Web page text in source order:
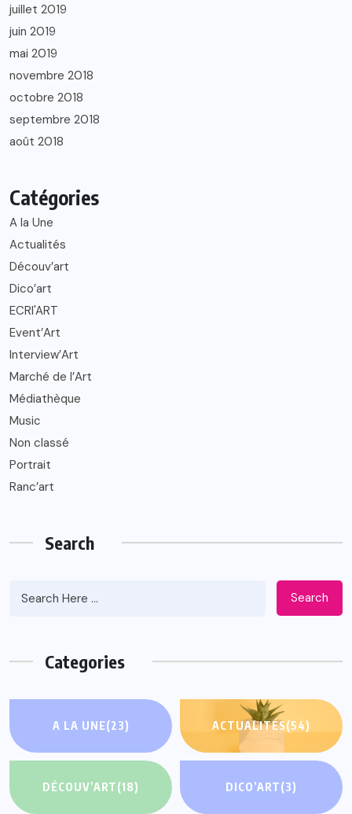
juillet 2019
juin 2019
mai 2019
novembre 2018
octobre 2018
septembre 2018
août 2018
Catégories
A la Une
Actualités
Découv’art
Dico’art
ECRI'ART
Event’Art
Interview’Art
Marché de l’Art
Médiathèque
Music
Non classé
Portrait
Ranc’art
Search
Search
Categories
A LA UNE(23) ACTUALITÉS(54)
DÉCOUV’ART(18) DICO’ART(3)